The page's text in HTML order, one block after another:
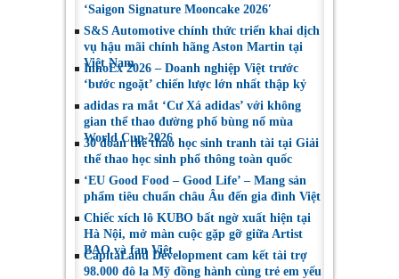
‘Saigon Signature Mooncake 2026′
S&S Automotive chính thức triển khai dịch
vụ hậu mãi chính hãng Aston Martin tại
Việt Nam
InnoEx 2026 – Doanh nghiệp Việt trước
‘bước ngoặt’ chiến lược lớn nhất thập kỷ
adidas ra mắt ‘Cư Xá adidas’ với không
gian thể thao đường phố bùng nổ mùa
World Cup 2026
30 đoàn thể thao học sinh tranh tài tại Giải
thể thao học sinh phổ thông toàn quốc
‘EU Good Food – Good Life’ – Mang sản
phẩm tiêu chuẩn châu Âu đến gia đình Việt
Chiếc xích lô KUBO bất ngờ xuất hiện tại
Hà Nội, mở màn cuộc gặp gỡ giữa Artist
BAO và fan Việt
CapitaLand Development cam kết tài trợ
98.000 đô la Mỹ đồng hành cùng trẻ em yếu